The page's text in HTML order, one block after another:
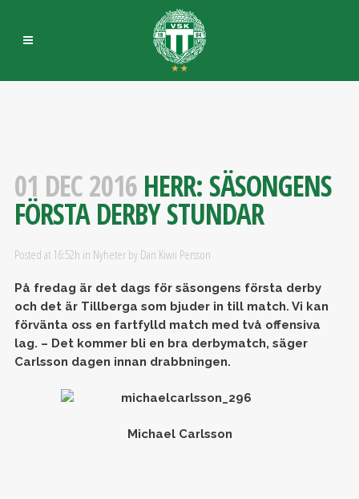
01 DEC 2016HERR: SÄSONGENS
FÖRSTA DERBY STUNDAR
Posted at 16:52h in Nyheter by Dan Kiwii Persson
På fredag är det dags för säsongens första derby
och det är Tillberga som bjuder in till match. Vi kan
förvänta oss en fartfylld match med två offensiva
lag. – Det kommer bli en bra derbymatch, säger
Carlsson dagen innan drabbningen.
Michael Carlsson